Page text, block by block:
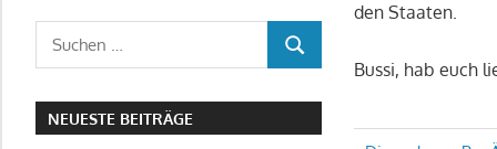
den Staaten.
Bussi, hab euch
Suchen
nach:
SUCHEN
NEUESTE BEITRÄGE